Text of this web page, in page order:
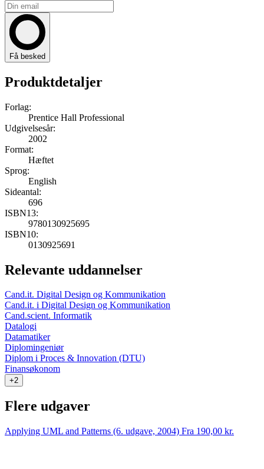
Få besked
Produktdetaljer
Forlag:
Prentice Hall Professional
Udgivelsesår:
2002
Format:
Hæftet
Sprog:
English
Sideantal:
696
ISBN13:
9780130925695
ISBN10:
0130925691
Relevante uddannelser
Cand.it. Digital Design og Kommunikation
Cand.it. i Digital Design og Kommunikation
Cand.scient. Informatik
Datalogi
Datamatiker
Diplomingeniør
Diplom i Proces & Innovation (DTU)
Finansøkonom
+2
Flere udgaver
Applying UML and Patterns (6. udgave, 2004) Fra 190,00 kr.